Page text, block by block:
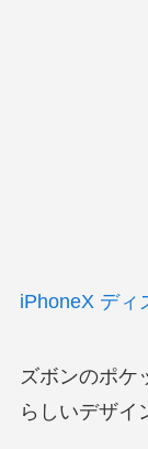
iPhoneX ディ
ズボンのポケ
らしいデザイ